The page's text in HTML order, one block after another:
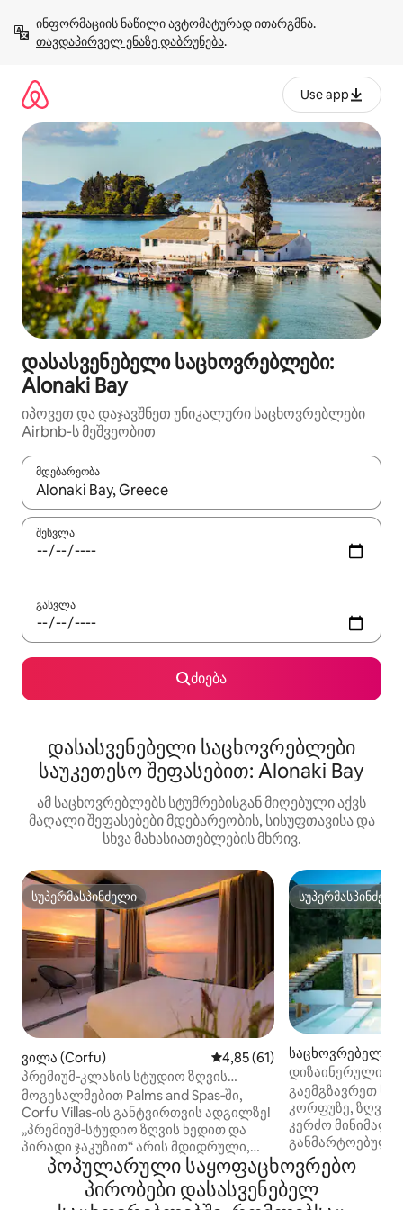
გადასვლა
თავდაპირველ ენაზე დაბრუნება.
Use app
დასასვენებელი საცხოვრებლები:
Alonaki Bay
იპოვეთ და დაჯავშნეთ უნიკალური საცხოვრებლები
Airbnb-ს მეშვეობით
მდებარეობა
როცა შედეგები ხელმისაწვდომი გახდება, ნავიგაციისთვის
შესვლა
გასვლა
ძიება
დასასვენებელი საცხოვრებლები
საუკეთესო შეფასებით: Alonaki Bay
ამ საცხოვრებლებს სტუმრებისგან მიღებული აქვს
მაღალი შეფასებები მდებარეობის, სისუფთავისა და
სხვა მახასიათებლების მხრივ.
სუპერმასპინძელი
სუპერმასპინძელი
ვილა (Corfu) საშუალო შეფასებაა 5‑დან
4,85 (61)
პრემიუმ‑კლასის სტუდიო ზღვის
ხედით და პირადი ჰიდრომასაჟიანი
აუზით
მოგესალმებით Palms and Spas‑ში,
Corfu Villas‑ის განტვირთვის ადგილზე!
„პრემიუმ‑სტუდიო ზღვის ხედით და
პირადი ჯაკუზით“ არის მდიდრული,
ხელმისაწვდომი პრემიუმ‑სტუდიო
მაქსიმუმ 2 სტუმრისთვის, რომელსაც
აქვს 18 კვ. მეტრი შიდა სივრცე და
საცხოვრებელი
heos)
დიზაინერული
ზოლზე,
ბილიკით
გაემგზავრეთ
კორფუზე, ზღვის
კერძო
განმარტოებული
ადგილი სრული
ჩასვლის
პოპულარული საყოფაცხოვრებო
პირობები დასასვენებელ